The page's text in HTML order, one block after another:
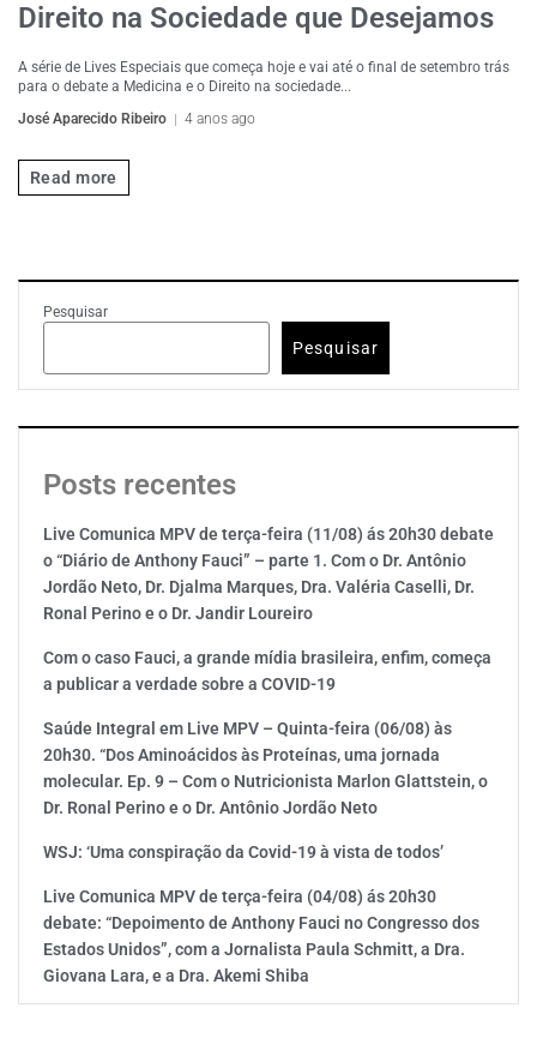
Direito na Sociedade que Desejamos
A série de Lives Especiais que começa hoje e vai até o final de setembro trás
para o debate a Medicina e o Direito na sociedade...
José Aparecido Ribeiro
4 anos ago
Read more
Pesquisar
Pesquisar
Posts recentes
Live Comunica MPV de terça-feira (11/08) ás 20h30 debate
o “Diário de Anthony Fauci” – parte 1. Com o Dr. Antônio
Jordão Neto, Dr. Djalma Marques, Dra. Valéria Caselli, Dr.
Ronal Perino e o Dr. Jandir Loureiro
Com o caso Fauci, a grande mídia brasileira, enfim, começa
a publicar a verdade sobre a COVID-19
Saúde Integral em Live MPV – Quinta-feira (06/08) às
20h30. “Dos Aminoácidos às Proteínas, uma jornada
molecular. Ep. 9 – Com o Nutricionista Marlon Glattstein, o
Dr. Ronal Perino e o Dr. Antônio Jordão Neto
WSJ: ‘Uma conspiração da Covid-19 à vista de todos’
Live Comunica MPV de terça-feira (04/08) ás 20h30
debate: “Depoimento de Anthony Fauci no Congresso dos
Estados Unidos”, com a Jornalista Paula Schmitt, a Dra.
Giovana Lara, e a Dra. Akemi Shiba